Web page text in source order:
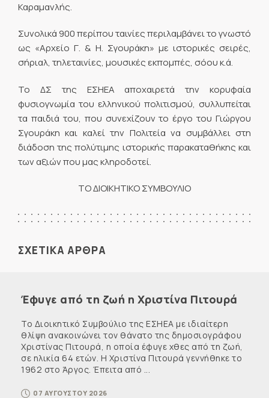
Καραμανλής.
Συνολικά 900 περίπου ταινίες περιλαμβάνει το γνωστό
ως «Αρχείο Γ. & Η. Σγουράκη» με ιστορικές σειρές,
σήριαλ, τηλεταινίες, μουσικές εκπομπές, σόου κ.ά.
Το ΔΣ της ΕΣΗΕΑ αποχαιρετά την κορυφαία
φυσιογνωμία του ελληνικού πολιτισμού, συλλυπείται
τα παιδιά του, που συνεχίζουν το έργο του Γιώργου
Σγουράκη και καλεί την Πολιτεία να συμβάλλει στη
διάδοση της πολύτιμης ιστορικής παρακαταθήκης και
των αξιών που μας κληροδοτεί.
ΤΟ ΔΙΟΙΚΗΤΙΚΟ ΣΥΜΒΟΥΛΙΟ
ΣΧΕΤΙΚΑ ΑΡΘΡΑ
Έφυγε από τη ζωή η Χριστίνα Πιτουρά
Το Διοικητικό Συμβούλιο της ΕΣΗΕΑ με ιδιαίτερη
θλίψη ανακοινώνει τον θάνατο της δημοσιογράφου
Χριστίνας Πιτουρά, η οποία έφυγε χθες από τη ζωή,
σε ηλικία 64 ετών. Η Χριστίνα Πιτουρά γεννήθηκε το
1962 στο Άργος. Έπειτα από ...
07 ΑΥΓΟΥΣΤΟΥ 2026